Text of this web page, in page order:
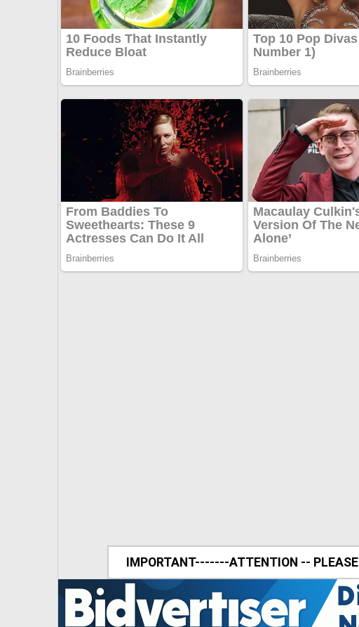
IMPORTANT-------ATTENTION -- PLEASE